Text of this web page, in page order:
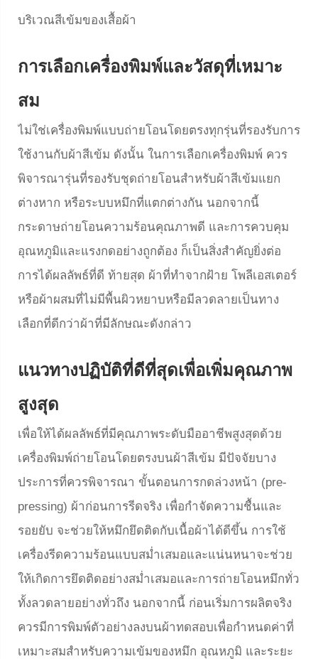
บริเวณสีเข้มของเสื้อผ้า
การเลือกเครื่องพิมพ์และวัสดุที่เหมาะ
สม
ไม่ใช่เครื่องพิมพ์แบบถ่ายโอนโดยตรงทุกรุ่นที่รองรับการ
ใช้งานกับผ้าสีเข้ม ดังนั้น ในการเลือกเครื่องพิมพ์ ควร
พิจารณารุ่นที่รองรับชุดถ่ายโอนสำหรับผ้าสีเข้มแยก
ต่างหาก หรือระบบหมึกที่แตกต่างกัน นอกจากนี้
กระดาษถ่ายโอนความร้อนคุณภาพดี และการควบคุม
อุณหภูมิและแรงกดอย่างถูกต้อง ก็เป็นสิ่งสำคัญยิ่งต่อ
การได้ผลลัพธ์ที่ดี ท้ายสุด ผ้าที่ทำจากฝ้าย โพลีเอสเตอร์
หรือผ้าผสมที่ไม่มีพื้นผิวหยาบหรือมีลวดลายเป็นทาง
เลือกที่ดีกว่าผ้าที่มีลักษณะดังกล่าว
แนวทางปฏิบัติที่ดีที่สุดเพื่อเพิ่มคุณภาพ
สูงสุด
เพื่อให้ได้ผลลัพธ์ที่มีคุณภาพระดับมืออาชีพสูงสุดด้วย
เครื่องพิมพ์ถ่ายโอนโดยตรงบนผ้าสีเข้ม มีปัจจัยบาง
ประการที่ควรพิจารณา ขั้นตอนการกดล่วงหน้า (pre-
pressing) ผ้าก่อนการรีดจริง เพื่อกำจัดความชื้นและ
รอยยับ จะช่วยให้หมึกยึดติดกับเนื้อผ้าได้ดีขึ้น การใช้
เครื่องรีดความร้อนแบบสม่ำเสมอและแน่นหนาจะช่วย
ให้เกิดการยึดติดอย่างสม่ำเสมอและการถ่ายโอนหมึกทั่ว
ทั้งลวดลายอย่างทั่วถึง นอกจากนี้ ก่อนเริ่มการผลิตจริง
ควรมีการพิมพ์ตัวอย่างลงบนผ้าทดสอบเพื่อกำหนดค่าที่
เหมาะสมสำหรับความเข้มของหมึก อุณหภูมิ และระยะ